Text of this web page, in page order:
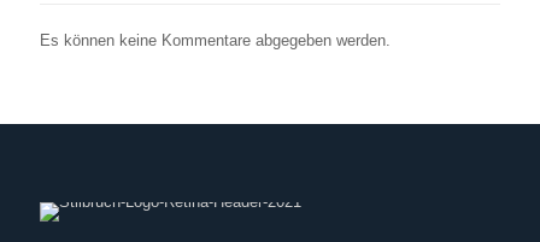
Es können keine Kommentare abgegeben werden.